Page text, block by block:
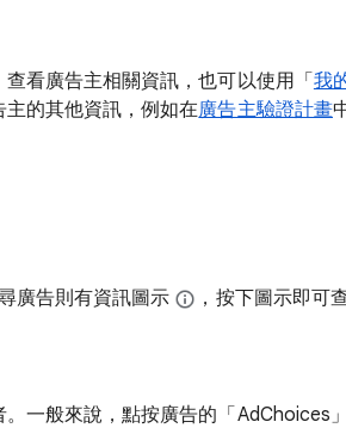
看廣告主相關資訊，也可以使用「 我
的其他資訊，例如在廣告主驗證計畫
廣告則有資訊圖示
，按下圖示即可
一般來說，點按廣告的「AdChoices